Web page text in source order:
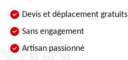
Devis et déplacement gratuits
Sans engagement
Artisan passionné